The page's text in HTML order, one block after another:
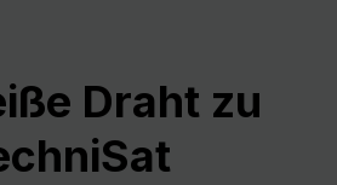
Draht zu